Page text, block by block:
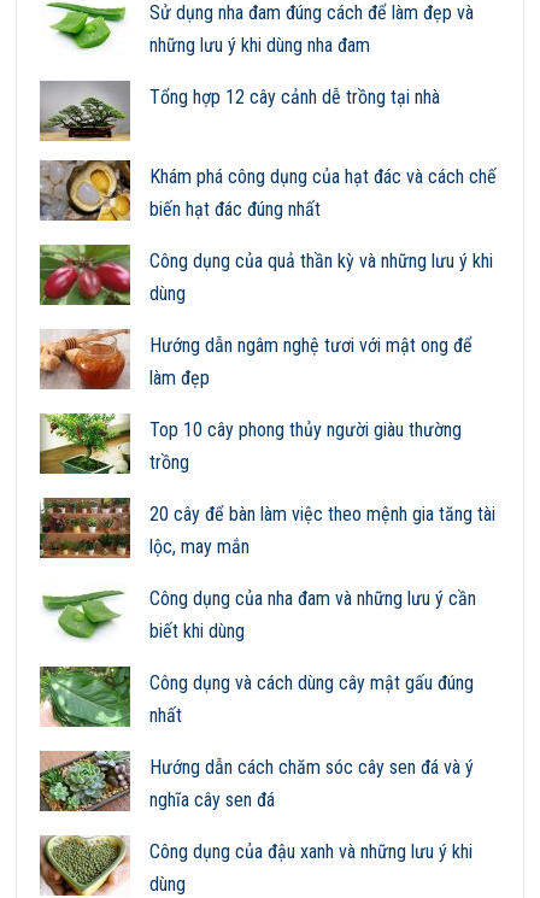
Sử dụng nha đam đúng cách để làm đẹp và
những lưu ý khi dùng nha đam
Tổng hợp 12 cây cảnh dễ trồng tại nhà
Khám phá công dụng của hạt đác và cách chế
biến hạt đác đúng nhất
Công dụng của quả thần kỳ và những lưu ý khi
dùng
Hướng dẫn ngâm nghệ tươi với mật ong để
làm đẹp
Top 10 cây phong thủy người giàu thường
trồng
20 cây để bàn làm việc theo mệnh gia tăng tài
lộc, may mắn
Công dụng của nha đam và những lưu ý cần
biết khi dùng
Công dụng và cách dùng cây mật gấu đúng
nhất
Hướng dẫn cách chăm sóc cây sen đá và ý
nghĩa cây sen đá
Công dụng của đậu xanh và những lưu ý khi
dùng